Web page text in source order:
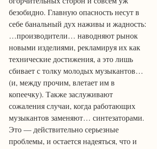
безобидно. Главную опасность несут в
себе банальный дух наживы и жадность:
…производители… наводняют рынок
новыми изделиями, рекламируя их как
технические достижения, а это лишь
сбивает с толку молодых музыкантов…
(и, между прочим, влетает им в
копеечку). Также заслуживают
сожаления случаи, когда работающих
музыкантов заменяют… синтезаторами.
Это — действительно серьезные
проблемы, и остается надеяться, что и